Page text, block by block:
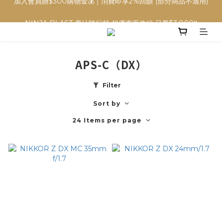
NINJA BLAST 果汁隨行杯 超優惠兩件組 只要$3,800‼️
APS-C（DX）
Filter
Sort by
24 Items per page